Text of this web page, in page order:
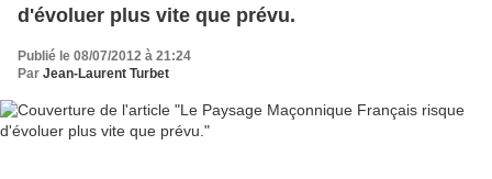
d'évoluer plus vite que prévu.
Publié le 08/07/2012 à 21:24
Par Jean-Laurent Turbet